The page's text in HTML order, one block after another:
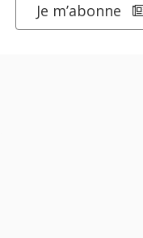
Je m’abonne